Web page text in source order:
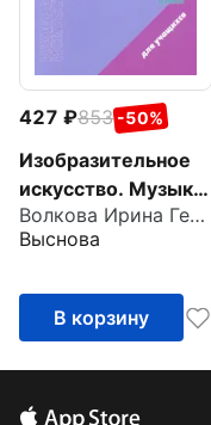
427 853 -50%
Изобразительное
искусство. Музыка.
1 класс.
Практические
Волкова Ирина Геннадьевна
Выснова
В корзину